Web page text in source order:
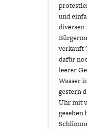
und
diversen
verkauft
dafür
leerer
Wasser
gestern
Uhr mit
gesehen